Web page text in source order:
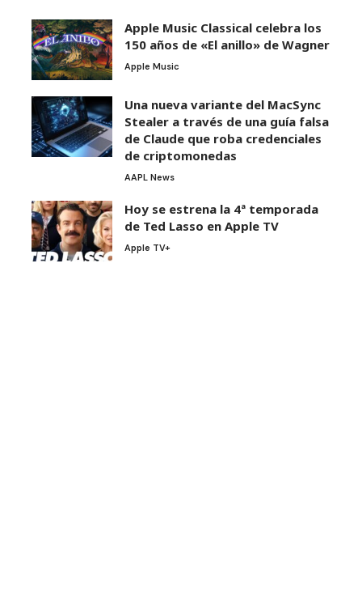
Apple Music Classical celebra los
150 años de «El anillo» de Wagner
Apple Music
Una nueva variante del MacSync
Stealer a través de una guía falsa
de Claude que roba credenciales
de criptomonedas
AAPL News
Hoy se estrena la 4ª temporada
de Ted Lasso en Apple TV
Apple TV+